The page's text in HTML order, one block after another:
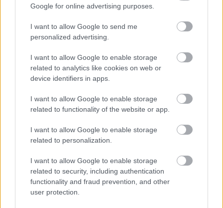
Google for online advertising purposes.
I want to allow Google to send me
personalized advertising.
I want to allow Google to enable storage
related to analytics like cookies on web or
device identifiers in apps.
I want to allow Google to enable storage
related to functionality of the website or app.
I want to allow Google to enable storage
related to personalization.
I want to allow Google to enable storage
related to security, including authentication
functionality and fraud prevention, and other
user protection.
Α1 ΑΝΔΡΩΝ 09/04/2019
Σε Πυλαία και Κυψέλη ολοκληρώνονται τα play-offs της
προημιτελικής φάσης στην Volleyleague με τον ΠΑΟΚ και
τον Παναθηναϊκό να δοκιμάζουν αντοχές και έδρες
απέναντι σε Κηφισιά και Ηρακλή, με τους νικητές των